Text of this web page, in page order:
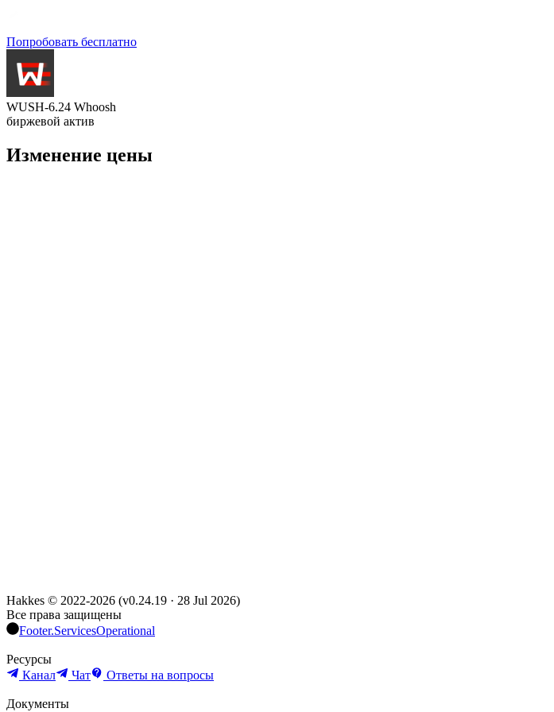
Попробовать бесплатно
WUSH-6.24 Whoosh
биржевой актив
Изменение цены
Hakkes © 2022-2026 (v0.24.19 · 28 Jul 2026)
Все права защищены
Footer.ServicesOperational
Ресурсы
Канал
Чат Ответы на вопросы
Документы